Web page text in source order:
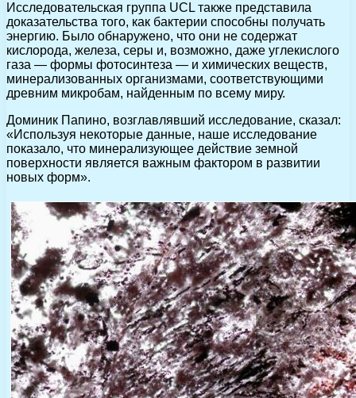
Исследовательская группа UCL также представила
доказательства того, как бактерии способны получать
энергию. Было обнаружено, что они не содержат
кислорода, железа, серы и, возможно, даже углекислого
газа — формы фотосинтеза — и химических веществ,
минерализованных организмами, соответствующими
древним микробам, найденным по всему миру.
Доминик Папино, возглавлявший исследование, сказал:
«Используя некоторые данные, наше исследование
показало, что минерализующее действие земной
поверхности является важным фактором в развитии
новых форм».